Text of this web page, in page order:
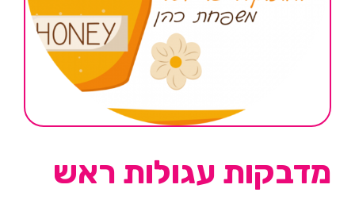
מדבקות עגולות ראש